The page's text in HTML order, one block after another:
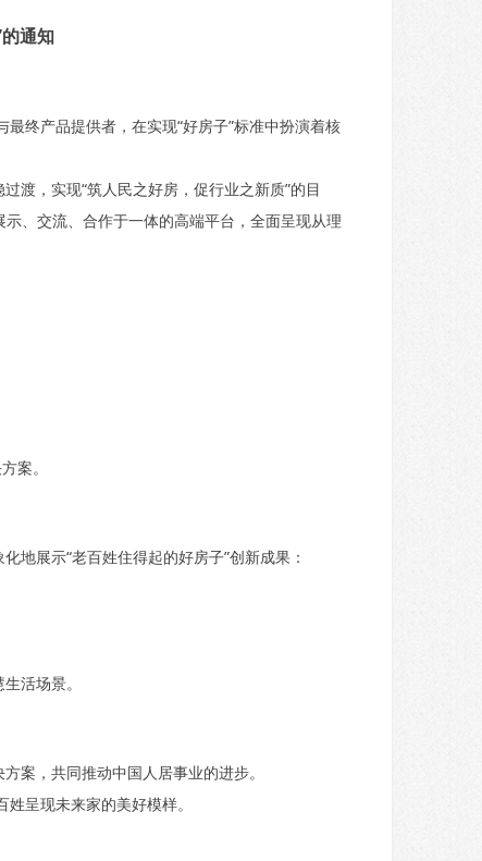
通知
终产品提供者，在实现“好房子”标准中扮演着核
，实现“筑人民之好房，促行业之新质”的目
、交流、合作于一体的高端平台，全面呈现从理
案。
展示“老百姓住得起的好房子”创新成果：
活场景。
，共同推动中国人居事业的进步。
呈现未来家的美好模样。